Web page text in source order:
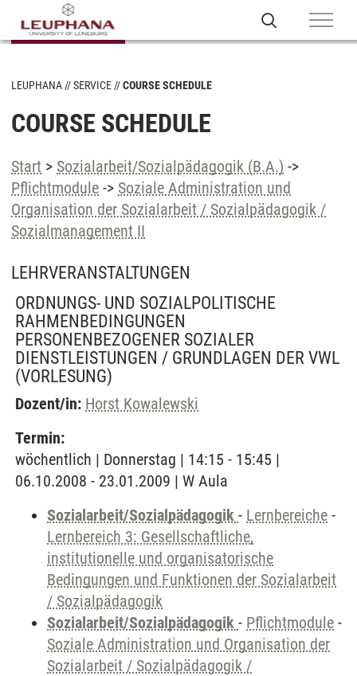
LEUPHANA SERVICE COURSE SCHEDULE
COURSE SCHEDULE
Start > Sozialarbeit/Sozialpädagogik (B.A.) ->
Pflichtmodule -> Soziale Administration und
Organisation der Sozialarbeit / Sozialpädagogik /
Sozialmanagement II
LEHRVERANSTALTUNGEN
ORDNUNGS- UND SOZIALPOLITISCHE
RAHMENBEDINGUNGEN
PERSONENBEZOGENER SOZIALER
DIENSTLEISTUNGEN / GRUNDLAGEN DER VWL
(VORLESUNG)
Dozent/in: Horst Kowalewski
Termin:
wöchentlich | Donnerstag | 14:15 - 15:45 |
06.10.2008 - 23.01.2009 | W Aula
Sozialarbeit/Sozialpädagogik - Lernbereiche -
Lernbereich 3: Gesellschaftliche,
institutionelle und organisatorische
Bedingungen und Funktionen der Sozialarbeit
/ Sozialpädagogik
Sozialarbeit/Sozialpädagogik - Pflichtmodule -
Soziale Administration und Organisation der
Sozialarbeit / Sozialpädagogik /